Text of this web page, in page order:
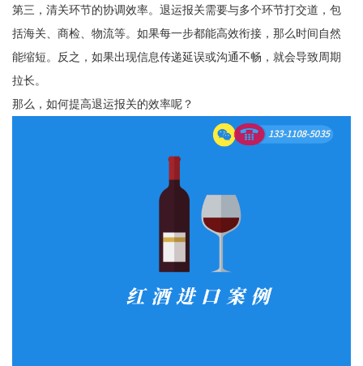
第三，清关环节的协调效率。退运报关需要与多个环节打交道，包
括海关、商检、物流等。如果每一步都能高效衔接，那么时间自然
能缩短。反之，如果出现信息传递延误或沟通不畅，就会导致周期
拉长。
那么，如何提高退运报关的效率呢？